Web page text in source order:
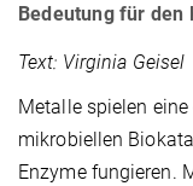
Bedeutung für den
Text: Virginia Geisel
Metalle spielen
mikrobiellen
Enzyme fungieren.